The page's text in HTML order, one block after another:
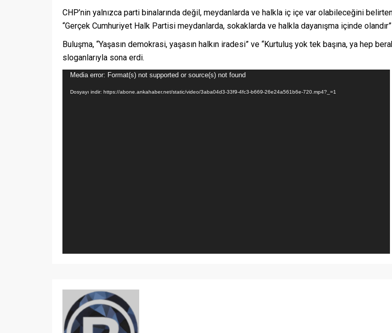
CHP’nin yalnızca parti binalarında değil, meydanlarda ve halkla iç içe var olabileceğini
“Gerçek Cumhuriyet Halk Partisi meydanlarda, sokaklarda ve halkla dayanışma içinde
Buluşma, “Yaşasın demokrasi, yaşasın halkın iradesi” ve “Kurtuluş yok tek başına, ya hep
sloganlarıyla sona erdi.
Video
oynatıcı
Media error: Format(s) not supported or source(s) not found
Dosyayı indir: https://abone.ankahaber.net/static/video/3aba04d3-33f9-4fc3-b669-26e24a561b6e-720.mp4?_=1